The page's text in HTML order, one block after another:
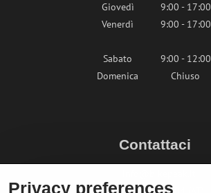
Giovedì
9:00 - 17:00
Venerdì
9:00 - 17:00
Sabato
9:00 - 12:00
Domenica
Chiuso
Contattaci
Privacy preferences